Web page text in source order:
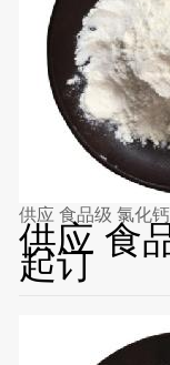
供应 食品级 氯化
供应 食
起订